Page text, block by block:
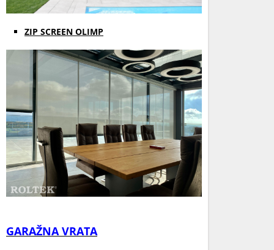
ZIP SCREEN OLIMP
GARAŽNA VRATA